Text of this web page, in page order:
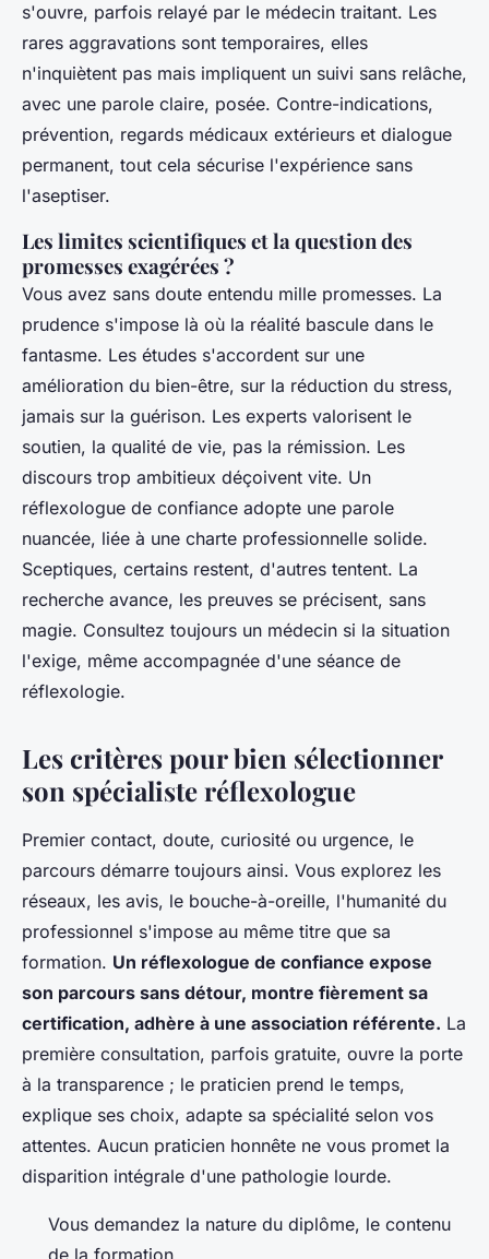
s'ouvre, parfois relayé par le médecin traitant. Les
rares aggravations sont temporaires, elles
n'inquiètent pas mais impliquent un suivi sans relâche,
avec une parole claire, posée. Contre-indications,
prévention, regards médicaux extérieurs et dialogue
permanent, tout cela sécurise l'expérience sans
l'aseptiser.
Les limites scientifiques et la question des
promesses exagérées ?
Vous avez sans doute entendu mille promesses. La
prudence s'impose là où la réalité bascule dans le
fantasme. Les études s'accordent sur une
amélioration du bien-être, sur la réduction du stress,
jamais sur la guérison. Les experts valorisent le
soutien, la qualité de vie, pas la rémission. Les
discours trop ambitieux déçoivent vite. Un
réflexologue de confiance adopte une parole
nuancée, liée à une charte professionnelle solide.
Sceptiques, certains restent, d'autres tentent. La
recherche avance, les preuves se précisent, sans
magie. Consultez toujours un médecin si la situation
l'exige, même accompagnée d'une séance de
réflexologie.
Les critères pour bien sélectionner
son spécialiste réflexologue
Premier contact, doute, curiosité ou urgence, le
parcours démarre toujours ainsi. Vous explorez les
réseaux, les avis, le bouche-à-oreille, l'humanité du
professionnel s'impose au même titre que sa
formation. Un réflexologue de confiance expose
son parcours sans détour, montre fièrement sa
certification, adhère à une association référente. La
première consultation, parfois gratuite, ouvre la porte
à la transparence ; le praticien prend le temps,
explique ses choix, adapte sa spécialité selon vos
attentes. Aucun praticien honnête ne vous promet la
disparition intégrale d'une pathologie lourde.
Vous demandez la nature du diplôme, le contenu